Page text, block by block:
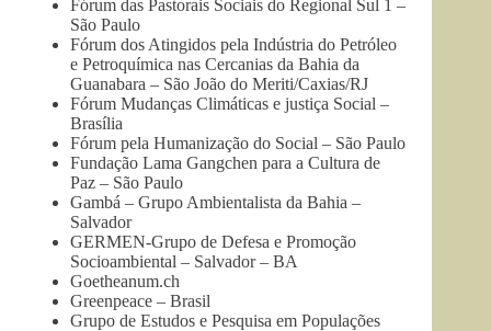
Fórum das Pastorais Sociais do Regional Sul 1 –
São Paulo
Fórum dos Atingidos pela Indústria do Petróleo
e Petroquímica nas Cercanias da Bahia da
Guanabara – São João do Meriti/Caxias/RJ
Fórum Mudanças Climáticas e justiça Social –
Brasília
Fórum pela Humanização do Social – São Paulo
Fundação Lama Gangchen para a Cultura de
Paz – São Paulo
Gambá – Grupo Ambientalista da Bahia –
Salvador
GERMEN-Grupo de Defesa e Promoção
Socioambiental – Salvador – BA
Goetheanum.ch
Greenpeace – Brasil
Grupo de Estudos e Pesquisa em Populações